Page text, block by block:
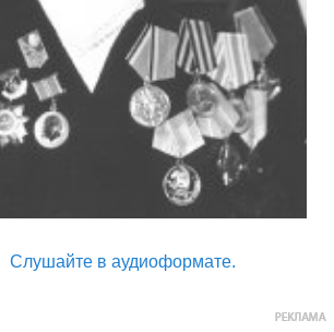
Слушайте в аудиоформате.